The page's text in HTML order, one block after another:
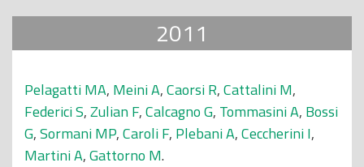
i
2011
Pelagatti MA, Meini A,Caorsi R,Cattalini M,
Federici S,Zulian F,Calcagno G, Tommasini A, Bossi
G,Sormani MP,Caroli F, Plebani A,Ceccherini I,
Martini A,Gattorno M.